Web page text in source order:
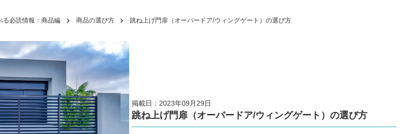
る必読情報：商品編 商品の選び方 跳ね上げ門扉（オーバードア/ウィングゲート）の選び方
掲載日：2023年09月29日
跳ね上げ門扉（オーバードア/ウィングゲート）の選び方